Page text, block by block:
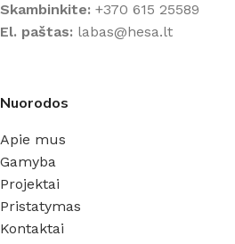
Skambinkite: +370 615 25589
El. paštas: labas@hesa.lt
Nuorodos
Apie mus
Gamyba
Projektai
Pristatymas
Kontaktai